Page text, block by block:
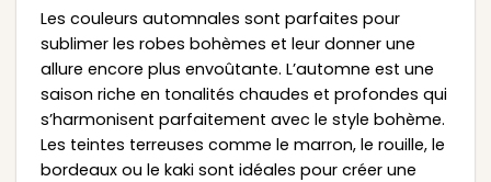
Les couleurs automnales sont parfaites pour
sublimer les robes bohèmes et leur donner une
allure encore plus envoûtante. L’automne est une
saison riche en tonalités chaudes et profondes qui
s’harmonisent parfaitement avec le style bohème.
Les teintes terreuses comme le marron, le rouille, le
bordeaux ou le kaki sont idéales pour créer une